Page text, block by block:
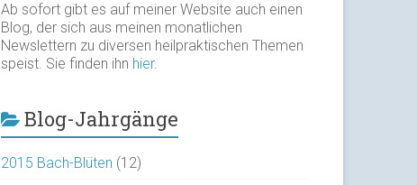
Ab sofort gibt es auf meiner Website auch einen
Blog, der sich aus meinen monatlichen
Newslettern zu diversen heilpraktischen Themen
speist. Sie finden ihn hier.
Blog-Jahrgänge
2015 Bach-Blüten (12)